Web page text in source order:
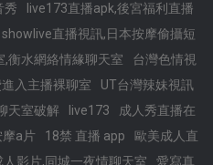
秀
live173直播apk,後宮福利直播
showlive直播視訊,日本按摩偷攝短
,衡水網絡情緣聊天室
台灣色情視
入主播裸聊室
UT台灣辣妹視訊
天室破解 live173
成人秀直播在
摩a片 18禁 直播 app
歐美成人直
影片,同城一夜情聊天室
愛寫真